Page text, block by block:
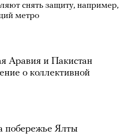
снять защиту, например,
метро
Аравия и Пакистан
о коллективной
побережье Ялты